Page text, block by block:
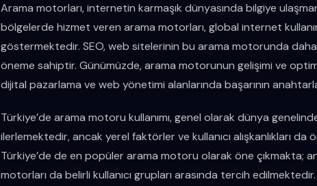
Arama motorları, internetin karmaşık dünyasında bilgiye
bölgelerde hizmet veren arama motorları, global internet
göstermektedir. SEO, web sitelerinin bu arama motorunda
öneme sahiptir. Günümüzde, arama motorunun gelişimi ve
dijital pazarlama ve web yönetimi alanlarında başarının
Türkiye’de arama motoru kullanımı, genel olarak dünya
ilerlemektedir, ancak yerel faktörler ve kullanıcı alışkanlıkları da
Türkiye’de de en popüler arama motoru olarak öne çıkmakta;
motorları da belirli kullanıcı grupları arasında tercih